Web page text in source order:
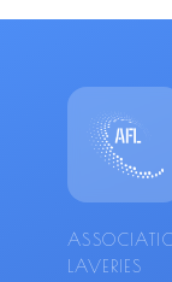
LAVERIES